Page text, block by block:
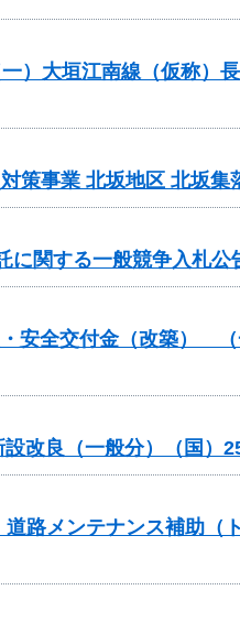
）大垣江南線（仮称）
策事業 北坂地区 北坂
に関する一般競争入札公
安全交付金（改築）
改良（一般分）（国
路メンテナンス補助（